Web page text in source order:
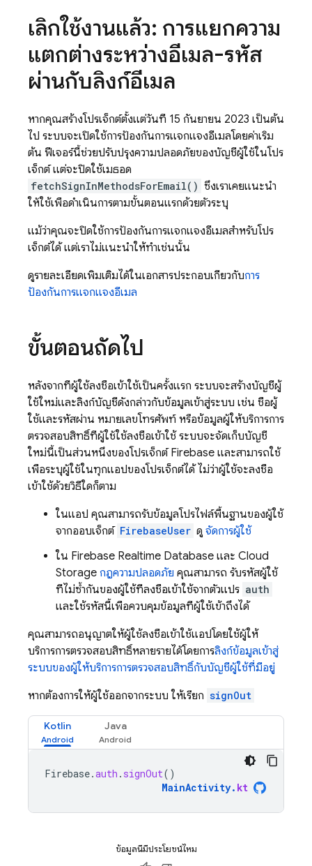
เลิกใช้งานแล้ว: การแยกความ
แตกต่างระหว่างอีเมล-รหัส
ผ่านกับลิงก์อีเมล
หากคุณสร้างโปรเจ็กต์ตั้งแต่วันที่ 15 กันยายน 2023 เป็นต้น
ไป ระบบจะเปิดใช้การป้องกันการแจกแจงอีเมลโดยค่าเริ่ม
ต้น ฟีเจอร์นี้ช่วยปรับปรุงความปลอดภัยของบัญชีผู้ใช้ในโปร
เจ็กต์ แต่จะปิดใช้เมธอด
fetchSignInMethodsForEmail() ซึ่งเราเคยแนะนำ
ให้ใช้เพื่อดำเนินการตามขั้นตอนแรกด้วยตัวระบุ
แม้ว่าคุณจะปิดใช้การป้องกันการแจกแจงอีเมลสำหรับโปร
เจ็กต์ได้ แต่เราไม่แนะนำให้ทำเช่นนั้น
ดูรายละเอียดเพิ่มเติมได้ในเอกสารประกอบเกี่ยวกับการ
ป้องกันการแจกแจงอีเมล
ขั้นตอนถัดไป
หลังจากที่ผู้ใช้ลงชื่อเข้าใช้เป็นครั้งแรก ระบบจะสร้างบัญชีผู้
ใช้ใหม่และลิงก์บัญชีดังกล่าวกับข้อมูลเข้าสู่ระบบ เช่น ชื่อผู้
ใช้และรหัสผ่าน หมายเลขโทรศัพท์ หรือข้อมูลผู้ให้บริการการ
ตรวจสอบสิทธิ์ที่ผู้ใช้ใช้ลงชื่อเข้าใช้ ระบบจะจัดเก็บบัญชี
ใหม่นี้เป็นส่วนหนึ่งของโปรเจ็กต์ Firebase และสามารถใช้
เพื่อระบุผู้ใช้ในทุกแอปของโปรเจ็กต์ได้ ไม่ว่าผู้ใช้จะลงชื่อ
เข้าใช้ด้วยวิธีใดก็ตาม
ในแอป คุณสามารถรับข้อมูลโปรไฟล์พื้นฐานของผู้ใช้
จากออบเจ็กต์ FirebaseUser ดู จัดการผู้ใช้
ใน Firebase Realtime Database และ Cloud
Storage กฎความปลอดภัย คุณสามารถ รับรหัสผู้ใช้
ที่ไม่ซ้ำกันของผู้ใช้ที่ลงชื่อเข้าใช้จากตัวแปร auth
และใช้รหัสนี้เพื่อควบคุมข้อมูลที่ผู้ใช้เข้าถึงได้
คุณสามารถอนุญาตให้ผู้ใช้ลงชื่อเข้าใช้แอปโดยใช้ผู้ให้
บริการการตรวจสอบสิทธิ์หลายรายได้โดยการลิงก์ข้อมูลเข้าสู่
ระบบของผู้ให้บริการการตรวจสอบสิทธิ์กับบัญชีผู้ใช้ที่มีอยู่
หากต้องการให้ผู้ใช้ออกจากระบบ ให้เรียก signOut
Kotlin Java
Firebase.auth . signOut()
MainActivity. kt
ข้อมูลนี้มีประโยชน์ไหม